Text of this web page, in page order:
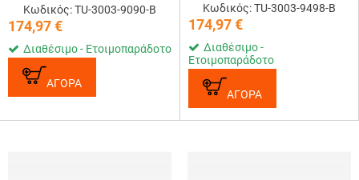
Κωδικός: TU-3003-9090-B
174,97€
Διαθέσιμο - Ετοιμοπαράδοτο
ΑΓΟΡΑ
Κωδικός: TU-3003-9498-B
174,97€
Διαθέσιμο -
Ετοιμοπαράδοτο
ΑΓΟΡΑ